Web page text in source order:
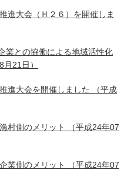
進大会（Ｈ２６）を開催しま
業との協働による地域活性化
月21日）
進大会を開催しました
（平成
村側のメリット
（平成24年07
業側のメリット
（平成24年07